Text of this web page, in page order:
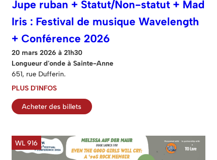
Jupe ruban + Statut/Non-statut + Mad
Iris : Festival de musique Wavelength
+ Conférence 2026
20 mars 2026 à 21h30
Longueur d'onde à Sainte-Anne
651, rue Dufferin.
PLUS D'INFOS
Acheter des billets
WL 916